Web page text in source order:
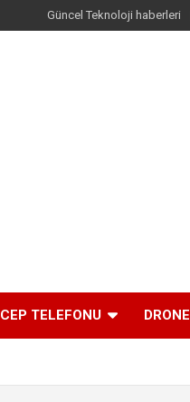
Güncel Teknoloji haberleri
CEP TELEFONU DRONE